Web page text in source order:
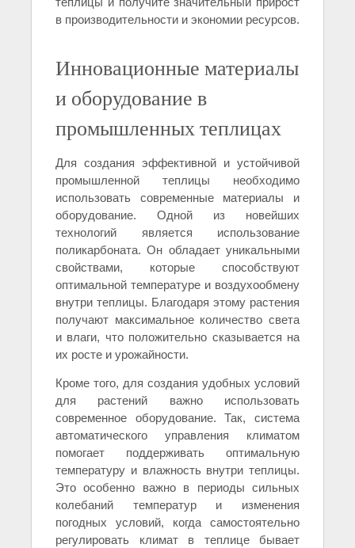
в производительности и экономии ресурсов.
Инновационные материалы
и оборудование в
промышленных теплицах
Для создания эффективной и устойчивой
промышленной теплицы необходимо
использовать современные материалы и
оборудование. Одной из новейших
технологий является использование
поликарбоната. Он обладает уникальными
свойствами, которые способствуют
оптимальной температуре и воздухообмену
внутри теплицы. Благодаря этому растения
получают максимальное количество света
и влаги, что положительно сказывается на
их росте и урожайности.
Кроме того, для создания удобных условий
для растений важно использовать
современное оборудование. Так, система
автоматического управления климатом
помогает поддерживать оптимальную
температуру и влажность внутри теплицы.
Это особенно важно в периоды сильных
колебаний температур и изменения
погодных условий, когда самостоятельно
регулировать климат в теплице бывает